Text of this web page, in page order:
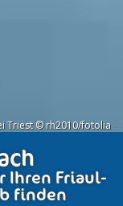
Triest © rh2010/fotolia
Ihren Friaul-
finden